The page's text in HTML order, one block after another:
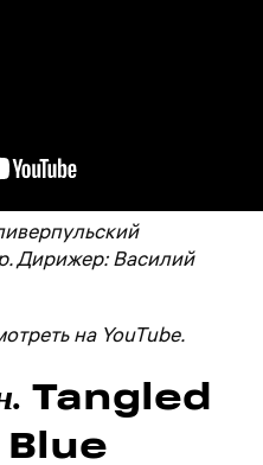
Дирижер: Василий
на YouTube.
Tangled
Blue